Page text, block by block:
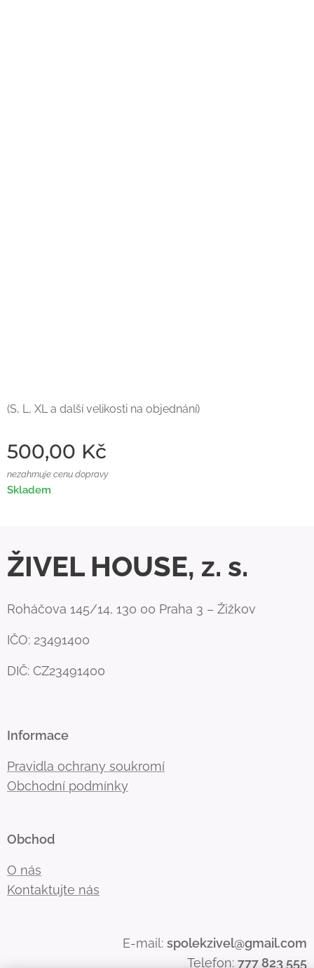
(S, L, XL a další velikosti na objednání)
500,00 Kč
nezahrnuje cenu dopravy
Skladem
ŽIVEL HOUSE, z. s.
Roháčova 145/14, 130 00 Praha 3 – Žižkov
IČO: 23491400
DIČ: CZ23491400
Informace
Pravidla ochrany soukromí
Obchodní podmínky
Obchod
O nás
Kontaktujte nás
E-mail: spolekzivel@gmail.com
Telefon: 777 823 555